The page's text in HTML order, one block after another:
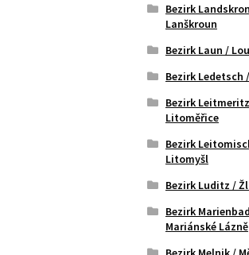
Bezirk
Lanškroun
Bezirk Laun /
Bezirk Ledetsch
Bezirk
Litoměřice
Bezirk
Litomyšl
Bezirk Luditz /
Bezirk
Mariánské Lázně